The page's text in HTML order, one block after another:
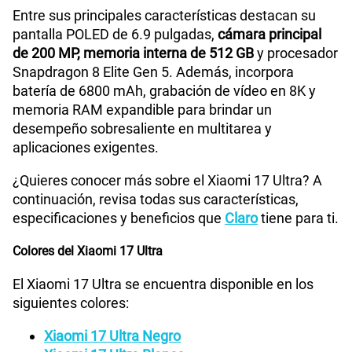
Paga solo
175GBen alta velocidad
S/159.90
Paga solo
185GBen alta velocidad
189.90
Paga solo
Ver menos planes
Entre sus principales características destacan su
pantalla POLED de 6.9 pulgadas, cámara principal
de 200 MP, memoria interna de 512 GBy procesador
Snapdragon 8 Elite Gen 5. Además, incorpora
batería de 6800 mAh, grabación de vídeo en 8K y
memoria RAM expandible para brindar un
desempeño sobresaliente en multitarea y
aplicaciones exigentes.
¿Quieres conocer más sobre el Xiaomi 17 Ultra? A
continuación, revisa todas sus características,
especificaciones y beneficios que Clarotiene para ti.
Colores del Xiaomi 17 Ultra
El Xiaomi 17 Ultra se encuentra disponible en los
siguientes colores:
Xiaomi 17 Ultra Negro